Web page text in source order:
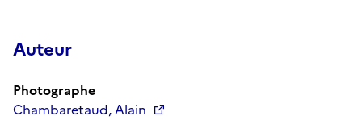
Auteur
Photographe
Chambaretaud, Alain